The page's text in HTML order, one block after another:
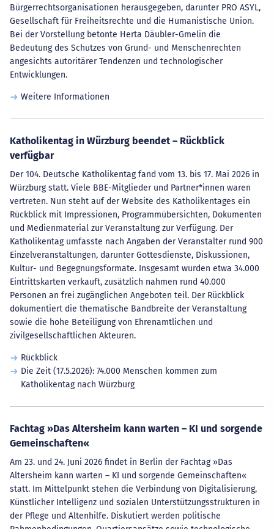
Bürgerrechtsorganisationen herausgegeben, darunter PRO ASYL,
Gesellschaft für Freiheitsrechte und die Humanistische Union.
Bei der Vorstellung betonte Herta Däubler-Gmelin die
Bedeutung des Schutzes von Grund- und Menschenrechten
angesichts autoritärer Tendenzen und technologischer
Entwicklungen.
Weitere Informationen
Katholikentag in Würzburg beendet – Rückblick
verfügbar
Der 104. Deutsche Katholikentag fand vom 13. bis 17. Mai 2026 in
Würzburg statt. Viele BBE-Mitglieder und Partner*innen waren
vertreten. Nun steht auf der Website des Katholikentages ein
Rückblick mit Impressionen, Programmübersichten, Dokumenten
und Medienmaterial zur Veranstaltung zur Verfügung. Der
Katholikentag umfasste nach Angaben der Veranstalter rund 900
Einzelveranstaltungen, darunter Gottesdienste, Diskussionen,
Kultur- und Begegnungsformate. Insgesamt wurden etwa 34.000
Eintrittskarten verkauft, zusätzlich nahmen rund 40.000
Personen an frei zugänglichen Angeboten teil. Der Rückblick
dokumentiert die thematische Bandbreite der Veranstaltung
sowie die hohe Beteiligung von Ehrenamtlichen und
zivilgesellschaftlichen Akteuren.
Rückblick
Die Zeit (17.5.2026): 74.000 Menschen kommen zum
Katholikentag nach Würzburg
Fachtag »Das Altersheim kann warten – KI und sorgende
Gemeinschaften«
Am 23. und 24. Juni 2026 findet in Berlin der Fachtag »Das
Altersheim kann warten – KI und sorgende Gemeinschaften«
statt. Im Mittelpunkt stehen die Verbindung von Digitalisierung,
Künstlicher Intelligenz und sozialen Unterstützungsstrukturen in
der Pflege und Altenhilfe. Diskutiert werden politische